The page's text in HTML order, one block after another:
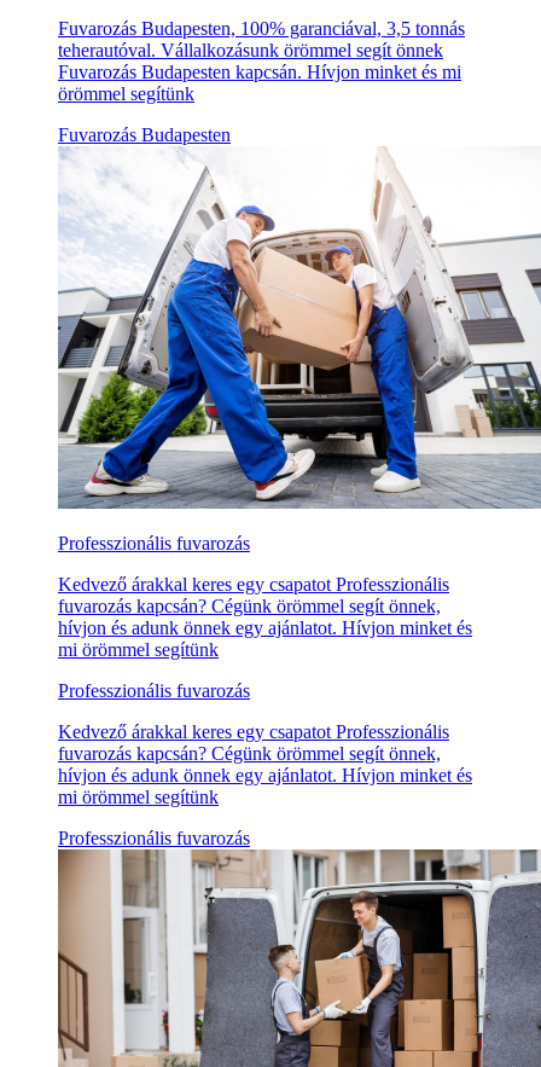
Fuvarozás Budapesten, 100% garanciával, 3,5 tonnás
teherautóval. Vállalkozásunk örömmel segít önnek
Fuvarozás Budapesten kapcsán. Hívjon minket és mi
örömmel segítünk
Fuvarozás Budapesten
Professzionális fuvarozás
Kedvező árakkal keres egy csapatot Professzionális
fuvarozás kapcsán? Cégünk örömmel segít önnek,
hívjon és adunk önnek egy ajánlatot. Hívjon minket és
mi örömmel segítünk
Professzionális fuvarozás
Kedvező árakkal keres egy csapatot Professzionális
fuvarozás kapcsán? Cégünk örömmel segít önnek,
hívjon és adunk önnek egy ajánlatot. Hívjon minket és
mi örömmel segítünk
Professzionális fuvarozás